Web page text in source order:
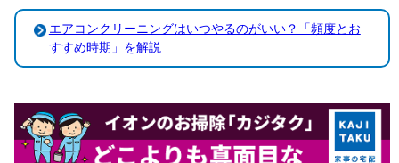
エアコンクリーニングはいつやるのがいい？「頻度とお
すすめ時期」を解説